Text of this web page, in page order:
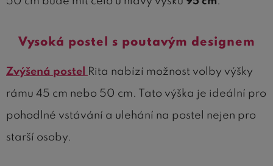
Vysoká postel s poutavým designem
Zvýšená postel
Rita nabízí možnost volby výšky
rámu 45 cm nebo 50 cm. Tato výška je ideální pro
pohodlné vstávání a ulehání na postel nejen pro
starší osoby.